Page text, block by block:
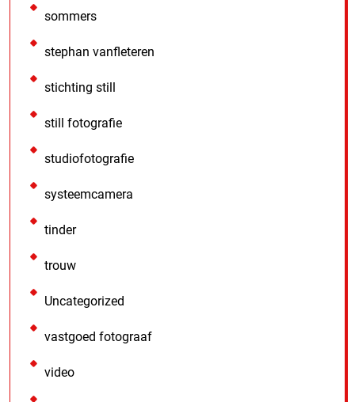
sommers
stephan vanfleteren
stichting still
still fotografie
studiofotografie
systeemcamera
tinder
trouw
Uncategorized
vastgoed fotograaf
video